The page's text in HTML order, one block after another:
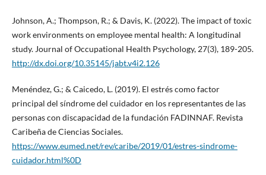
Johnson, A.; Thompson, R.; & Davis, K. (2022). The impact of toxic
work environments on employee mental health: A longitudinal
study. Journal of Occupational Health Psychology, 27(3), 189-205.
http://dx.doi.org/10.35145/jabt.v4i2.126
Menéndez, G.; & Caicedo, L. (2019). El estrés como factor
principal del síndrome del cuidador en los representantes de las
personas con discapacidad de la fundación FADINNAF. Revista
Caribeña de Ciencias Sociales.
https://www.eumed.net/rev/caribe/2019/01/estres-sindrome-
cuidador.html%0D